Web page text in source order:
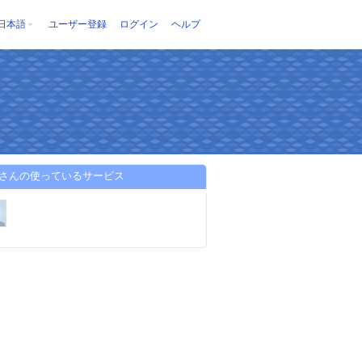
本語 ユーザー登録 ログイン ヘルプ
んの使っているサービス